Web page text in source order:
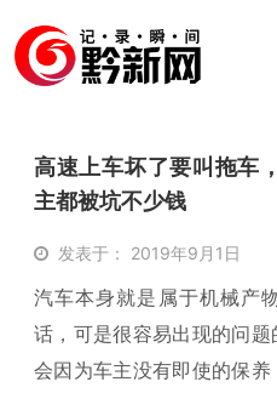
高速上车坏了要叫拖车
主都被坑不少钱
发表于： 2019年9月1日
汽车本身就是属于机械产
话，可是很容易出现的问
会因为车主没有即使的保